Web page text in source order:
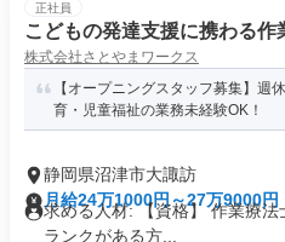
正社員
こどもの発達支援に携わる作
株式会社さとやまワークス
【オープニングスタッフ募集】週
育・児童福祉の業務未経験OK！
静岡県沼津市大諏訪
月給24万1000円～27万9000円
求める人材: 【資格】 作業療
ランクがある方...